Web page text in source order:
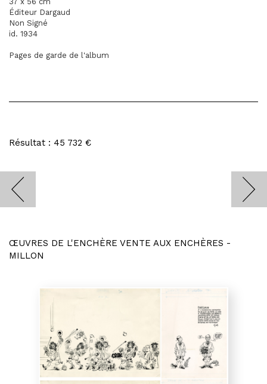
Éditeur Dargaud
Non Signé
id. 1934
Pages de garde de l'album
Résultat : 45 732 €
ŒUVRES DE L'ENCHÈRE VENTE AUX ENCHÈRES -
MILLON